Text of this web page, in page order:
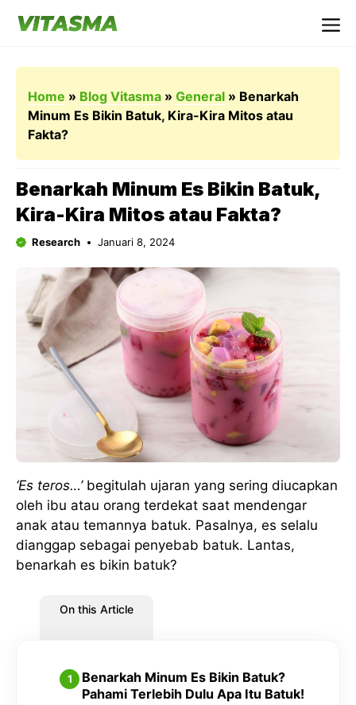
Home » Blog Vitasma » General » Benarkah
Minum Es Bikin Batuk, Kira-Kira Mitos atau
Fakta?
Benarkah Minum Es Bikin Batuk,
Kira-Kira Mitos atau Fakta?
Research Januari 8, 2024
‘Es teros…’begitulah ujaran yang sering diucapkan
oleh ibu atau orang terdekat saat mendengar
anak atau temannya batuk. Pasalnya, es selalu
dianggap sebagai penyebab batuk. Lantas,
benarkah es bikin batuk?
On this Article
Benarkah Minum Es Bikin Batuk?
Pahami Terlebih Dulu Apa Itu Batuk!